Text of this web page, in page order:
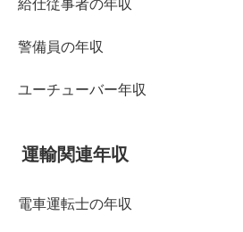
給仕従事者の年収
警備員の年収
ユーチューバー年収
運輸関連年収
電車運転士の年収